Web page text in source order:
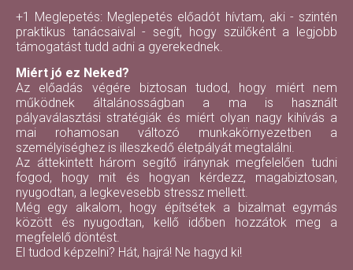
+1 Meglepetés: Meglepetés előadót hívtam, aki - szintén
praktikus tanácsaival - segít, hogy szülőként a legjobb
támogatást tudd adni a gyerekednek.
Miért jó ez Neked?
Az előadás végére biztosan tudod, hogy miért nem
működnek általánosságban a ma is használt
pályaválasztási stratégiák és miért olyan nagy kihívás a
mai rohamosan változó munkakörnyezetben a
személyiséghez is illeszkedő életpályát megtalálni.
Az áttekintett három segítő iránynak megfelelően tudni
fogod, hogy mit és hogyan kérdezz, magabiztosan,
nyugodtan, a legkevesebb stressz mellett.
Még egy alkalom, hogy építsétek a bizalmat egymás
között és nyugodtan, kellő időben hozzátok meg a
megfelelő döntést.
El tudod képzelni? Hát, hajrá! Ne hagyd ki!